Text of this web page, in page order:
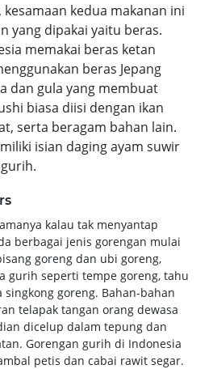
kedua makanan ini
yang dipakai yaitu beras.
memakai beras ketan
beras Jepang
dan gula yang membuat
biasa diisi dengan ikan
serta beragam bahan lain.
isian daging ayam suwir
kalau tak menyantap
berbagai jenis gorengan mulai
goreng dan ubi goreng,
gurih seperti tempe goreng, tahu
singkong goreng. Bahan-bahan
telapak tangan orang dewasa
dicelup dalam tepung dan
Gorengan gurih di Indonesia
petis dan cabai rawit segar.